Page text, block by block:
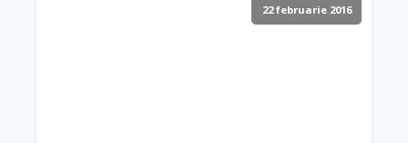
22 februarie 2016